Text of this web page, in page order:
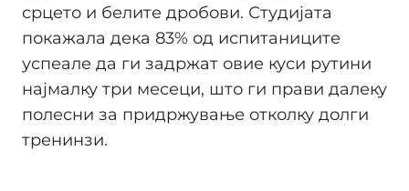
срцето и белите дробови. Студијата
покажала дека 83% од испитаниците
успеале да ги задржат овие куси рутини
најмалку три месеци, што ги прави далеку
полесни за придржување отколку долги
тренинзи.